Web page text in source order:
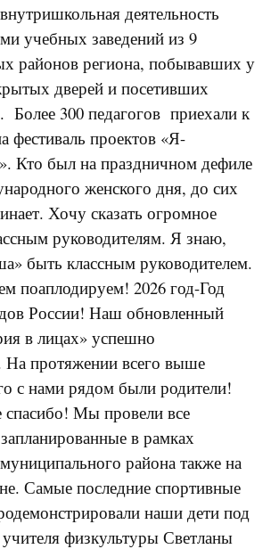
деятельность
учебных заведений из 9
районов региона, побывавших у
дверей и посетивших
Более 300 педагогов приехали к
фестиваль проектов «Я-
Кто был на праздничном дефиле
женского дня, до сих
Хочу сказать огромное
руководителям. Я знаю,
быть классным руководителем.
поаплодируем! 2026 год-Год
России! Наш обновленный
в лицах» успешно
На протяжении всего выше
с нами рядом были родители!
Мы провели все
в рамках
района также на
Самые последние спортивные
наши дети под
физкультуры Светланы